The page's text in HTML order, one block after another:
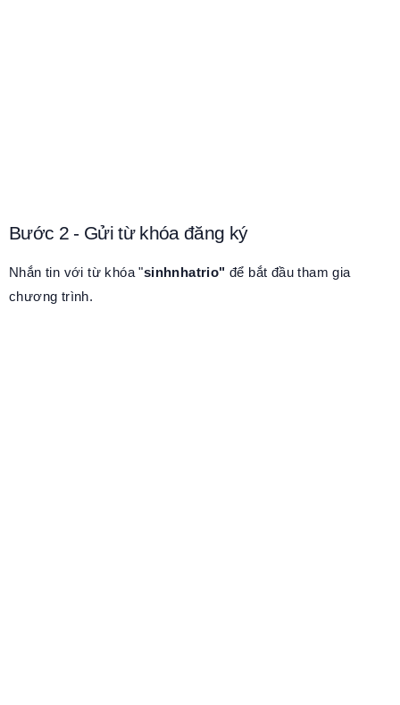
Bước 2 - Gửi từ khóa đăng ký
Nhắn tin với từ khóa "sinhnhatrio" để bắt đầu tham gia
chương trình.